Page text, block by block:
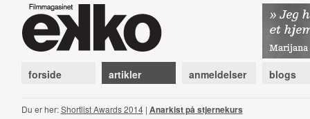
forside artikler anmeldelser blogs
Du er her:Shortlist Awards 2014| Anarkist på stjernekurs